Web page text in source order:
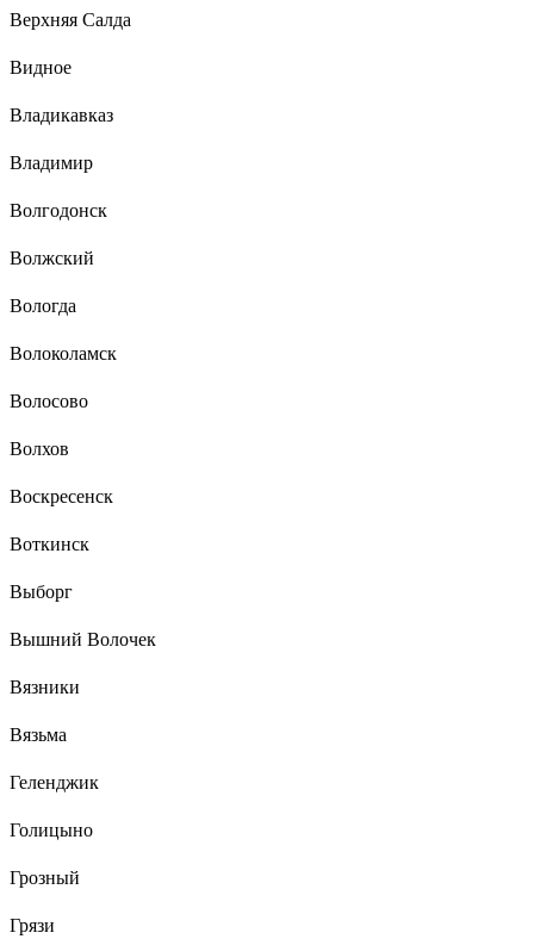
Верхняя Салда
Видное
Владикавказ
Владимир
Волгодонск
Волжский
Вологда
Волоколамск
Волосово
Волхов
Воскресенск
Воткинск
Выборг
Вышний Волочек
Вязники
Вязьма
Геленджик
Голицыно
Грозный
Грязи